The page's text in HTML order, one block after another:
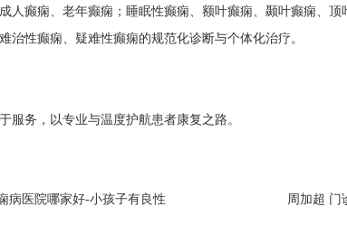
人癫痫、老年癫痫；睡眠性癫痫、额叶癫痫、颞叶癫痫、
治性癫痫、疑难性癫痫的规范化诊断与个体化治疗。
服务，以专业与温度护航患者康复之路。
病医院哪家好-小孩子有良性
周加超 门